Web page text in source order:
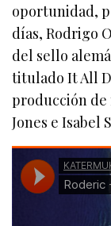
oportunidad,
días, Rodrigo
del sello
titulado It All
producción de
Jones e Isabel